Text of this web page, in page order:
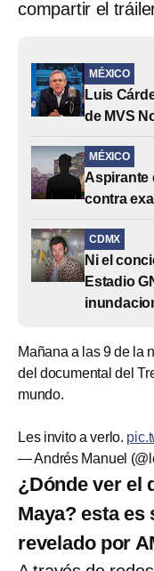
compartir el
MÉXICO
Luis
de MVS
MÉXICO
Aspirante
contra
CDMX
Ni el
Estadio
Mañana a las 9 de la
del documental del
mundo.
Les invito a verlo.
— Andrés Manuel
¿Dónde ver el
Maya? esta es
revelado por